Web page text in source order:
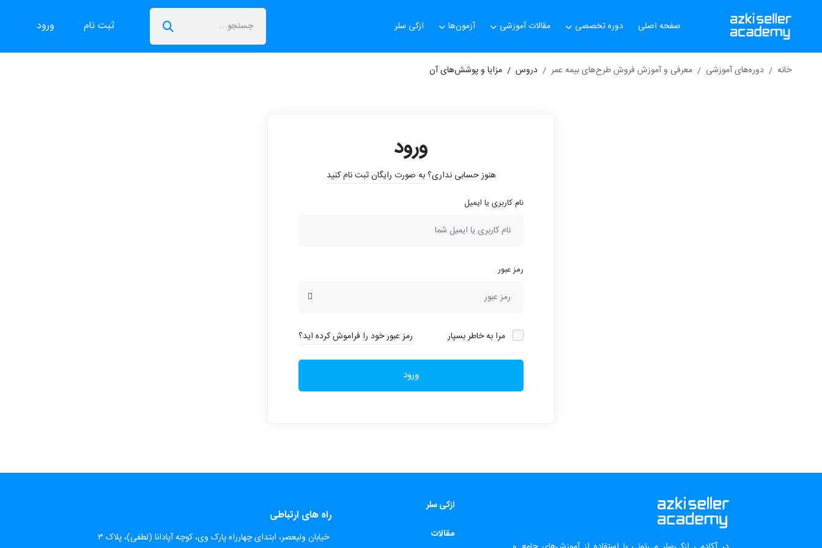
صفحه اصلی دوره تخصصی مقالات آموزشی آزمون‌ها ازکی سلر ورود ثبت نام
خانه دوره‌های آموزشی معرفی و آموزش فروش طرح‌های بیمه عمر دروس مزایا و پوشش‌های آن
ورود
هنوز حسابی نداری؟به صورت رایگان ثبت نام کنید
نام کاربری یا ایمیل
رمز عبور
مرا به خاطر بسپار رمز عبور خود را فراموش کرده اید؟
ورود
ازکی سلر
مقالات
راه های ارتباطی
​خیابان ولیعصر، ابتدای چهارراه پارک وی، کوچه آپادانا (لطفی)، پلاک ۳